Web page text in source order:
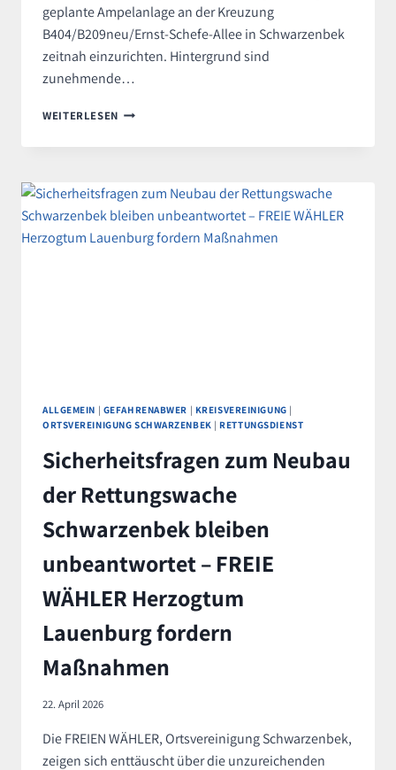
geplante Ampelanlage an der Kreuzung
B404/B209neu/Ernst-Schefe-Allee in Schwarzenbek
zeitnah einzurichten. Hintergrund sind
zunehmende…
WEITERLESEN FREIE
FORDERN
AN
DER
KREUZUNG
ALLGEMEIN | GEFAHRENABWER | KREISVEREINIGUNG |
ORTSVEREINIGUNG SCHWARZENBEK |RETTUNGSDIENST
Sicherheitsfragen zum Neubau
der Rettungswache
Schwarzenbek bleiben
unbeantwortet – FREIE
WÄHLER Herzogtum
Lauenburg fordern
Maßnahmen
22. April 2026
Die FREIEN WÄHLER, Ortsvereinigung Schwarzenbek,
zeigen sich enttäuscht über die unzureichenden